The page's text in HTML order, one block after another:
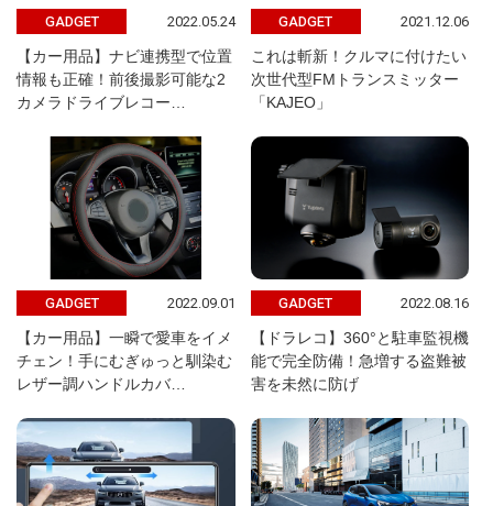
GADGET 2022.05.24
【カー用品】ナビ連携型で位置
情報も正確！前後撮影可能な2
カメラドライブレコー…
GADGET 2021.12.06
これは斬新！クルマに付けたい
次世代型FMトランスミッター
「KAJEO」
GADGET 2022.09.01
【カー用品】一瞬で愛車をイメ
チェン！手にむぎゅっと馴染む
レザー調ハンドルカバ…
GADGET 2022.08.16
【ドラレコ】360°と駐車監視機
能で完全防備！急増する盗難被
害を未然に防げ